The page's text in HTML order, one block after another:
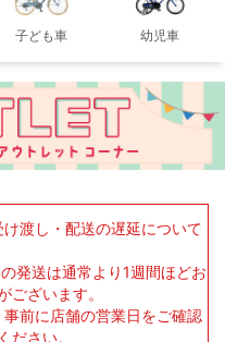
子ども車 幼児車
渡し・配送の遅延について
発送は通常より1週間ほどお
ございます。
前に店舗の営業日をご確認
ださい。